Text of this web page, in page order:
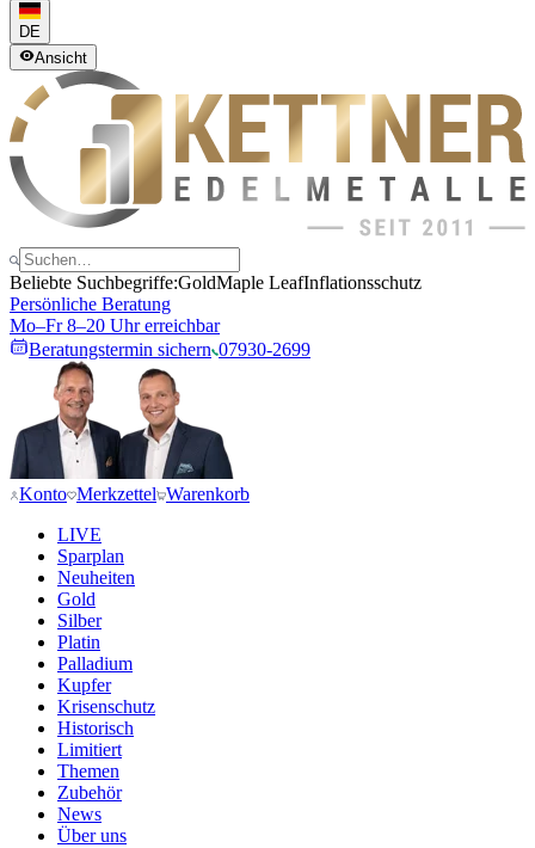
DE
Ansicht
Beliebte Suchbegriffe:GoldMaple LeafInflationsschutz
Persönliche Beratung
Mo–Fr 8–20 Uhr erreichbar
Beratungstermin sichern 07930-2699
Konto Merkzettel Warenkorb
LIVE
Sparplan
Neuheiten
Gold
Silber
Platin
Palladium
Kupfer
Krisenschutz
Historisch
Limitiert
Themen
Zubehör
News
Über uns